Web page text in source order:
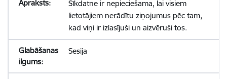
Sīkdatne ir nepieciešama, lai visiem
lietotājiem nerādītu ziņojumus pēc tam,
kad viņi ir izlasījuši un aizvēruši tos.
Sesija